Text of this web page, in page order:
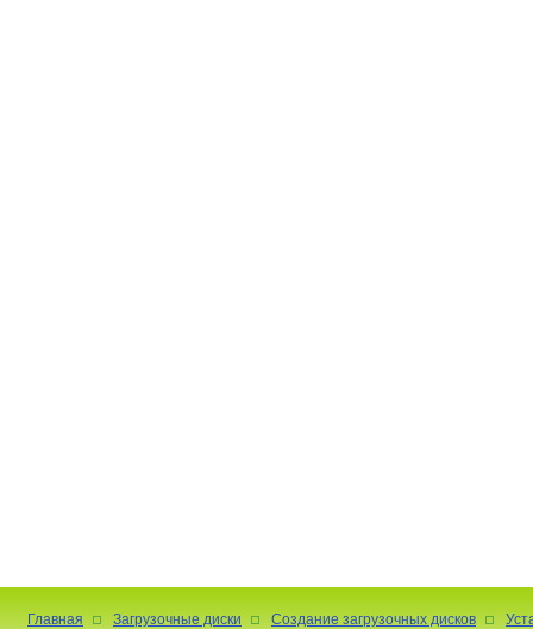
Главная Загрузочные диски Создание загрузочных дисков